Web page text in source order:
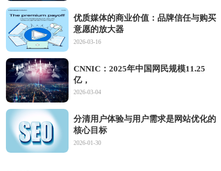
优质媒体的商业价值：品牌信任与购买
意愿的放大器
2026-03-16
CNNIC：2025年中国网民规模11.25
亿，
2026-03-04
分清用户体验与用户需求是网站优化的
核心目标
2026-01-30